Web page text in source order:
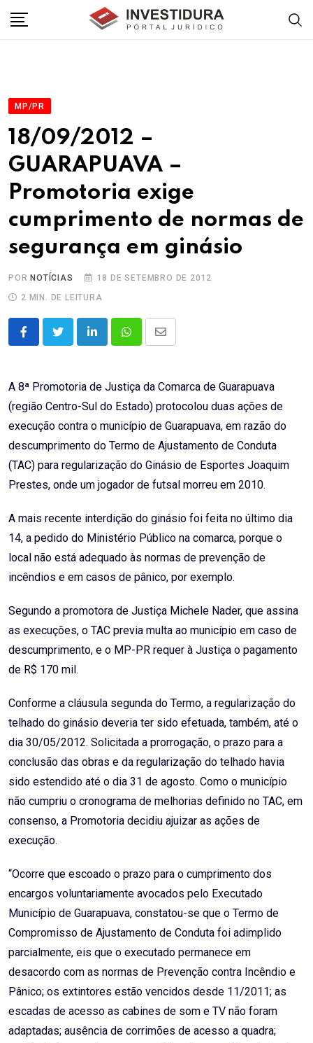
MP/PR
18/09/2012 –
GUARAPUAVA –
Promotoria exige
cumprimento de normas de
segurança em ginásio
POR NOTÍCIAS
18 DE SETEMBRO DE 2012
2 MIN. DE LEITURA
LinkedInWhatsappShare
Email
A 8ª Promotoria de Justiça da Comarca de Guarapuava
(região Centro-Sul do Estado) protocolou duas ações de
execução contra o município de Guarapuava, em razão do
descumprimento do Termo de Ajustamento de Conduta
(TAC) para regularização do Ginásio de Esportes Joaquim
Prestes, onde um jogador de futsal morreu em 2010.
A mais recente interdição do ginásio foi feita no último dia
14, a pedido do Ministério Público na comarca, porque o
local não está adequado às normas de prevenção de
incêndios e em casos de pânico, por exemplo.
Segundo a promotora de Justiça Michele Nader, que assina
as execuções, o TAC previa multa ao município em caso de
descumprimento, e o MP-PR requer à Justiça o pagamento
de R$ 170 mil.
Conforme a cláusula segunda do Termo, a regularização do
telhado do ginásio deveria ter sido efetuada, também, até o
dia 30/05/2012. Solicitada a prorrogação, o prazo para a
conclusão das obras e da regularização do telhado havia
sido estendido até o dia 31 de agosto. Como o município
não cumpriu o cronograma de melhorias definido no TAC, em
consenso, a Promotoria decidiu ajuizar as ações de
execução.
“Ocorre que escoado o prazo para o cumprimento dos
encargos voluntariamente avocados pelo Executado
Município de Guarapuava, constatou-se que o Termo de
Compromisso de Ajustamento de Conduta foi adimplido
parcialmente, eis que o executado permanece em
desacordo com as normas de Prevenção contra Incêndio e
Pânico; os extintores estão vencidos desde 11/2011; as
escadas de acesso as cabines de som e TV não foram
adaptadas; ausência de corrimões de acesso a quadra;